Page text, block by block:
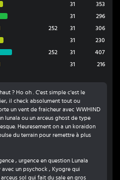
31
353
31
296
252 31
306
31
230
252 31
407
31 216
? Ho oh . C'est simple c'est le
il check absolument tout ou
un vent de fraicheur avec WWHIND
lunala ou un arceus ghost de type
Heuresement on a un koraidon
du terrain pour remettre à plus
, urgence en question Lunala
un psychock , Kyogre qui
sol qui fait du sale en gros